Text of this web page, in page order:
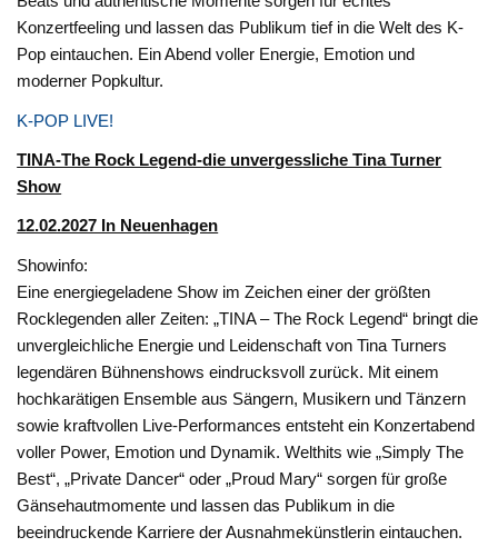
Konzertfeeling und lassen das Publikum tief in die Welt des K-
Pop eintauchen. Ein Abend voller Energie, Emotion und
moderner Popkultur.
K-POP LIVE!
TINA-The Rock Legend-die unvergessliche Tina Turner
Show
12.02.2027 In Neuenhagen
Showinfo:
Eine energiegeladene Show im Zeichen einer der größten
Rocklegenden aller Zeiten: „TINA – The Rock Legend“ bringt die
unvergleichliche Energie und Leidenschaft von Tina Turners
legendären Bühnenshows eindrucksvoll zurück. Mit einem
hochkarätigen Ensemble aus Sängern, Musikern und Tänzern
sowie kraftvollen Live-Performances entsteht ein Konzertabend
voller Power, Emotion und Dynamik. Welthits wie „Simply The
Best“, „Private Dancer“ oder „Proud Mary“ sorgen für große
Gänsehautmomente und lassen das Publikum in die
beeindruckende Karriere der Ausnahmekünstlerin eintauchen.